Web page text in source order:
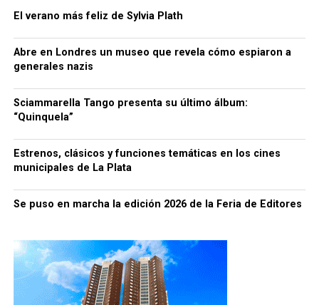
El verano más feliz de Sylvia Plath
Abre en Londres un museo que revela cómo espiaron a
generales nazis
Sciammarella Tango presenta su último álbum:
“Quinquela”
Estrenos, clásicos y funciones temáticas en los cines
municipales de La Plata
Se puso en marcha la edición 2026 de la Feria de Editores